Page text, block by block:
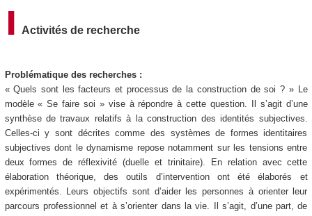
Activités de recherche
Problématique des recherches :
« Quels sont les facteurs et processus de la construction de soi ? » Le
modèle « Se faire soi » vise à répondre à cette question. Il s’agit d’une
synthèse de travaux relatifs à la construction des identités subjectives.
Celles-ci y sont décrites comme des systèmes de formes identitaires
subjectives dont le dynamisme repose notamment sur les tensions entre
deux formes de réflexivité (duelle et trinitaire). En relation avec cette
élaboration théorique, des outils d’intervention ont été élaborés et
expérimentés. Leurs objectifs sont d’aider les personnes à orienter leur
parcours professionnel et à s’orienter dans la vie. Il s’agit, d’une part, de